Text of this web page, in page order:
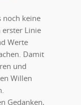
noch keine
erster Linie
Werte
Damit
und
Willen
Gedanken,